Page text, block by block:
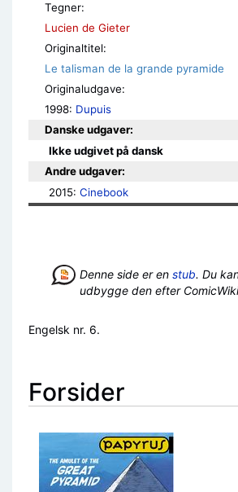
Tegner:
Lucien de Gieter
Originaltitel:
Le talisman de la grande pyramide
Originaludgave:
1998: Dupuis
Danske udgaver:
Ikke udgivet på dansk
Andre udgaver:
2015: Cinebook
Denne side er en stub. Du
udbygge den efter
Engelsk nr. 6.
Forsider